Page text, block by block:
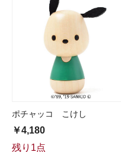
ポチャッコ こけし
￥4,180
残り1点